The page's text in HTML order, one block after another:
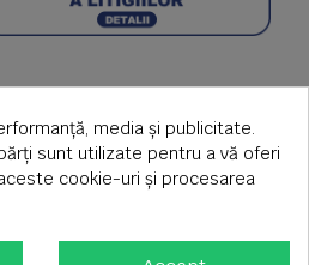
media și publicitate.
sunt utilizate pentru a vă oferi
cookie-uri și procesarea